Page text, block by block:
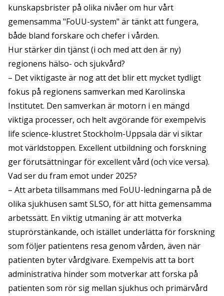
kunskapsbrister på olika nivåer om hur vårt
gemensamma "FoUU-system" är tänkt att fungera,
både bland forskare och chefer i vården.
Hur stärker din tjänst (i och med att den är ny)
regionens hälso- och sjukvård?
– Det viktigaste är nog att det blir ett mycket tydligt
fokus på regionens samverkan med Karolinska
Institutet. Den samverkan är motorn i en mängd
viktiga processer, och helt avgörande för exempelvis
life science-klustret Stockholm-Uppsala där vi siktar
mot världstoppen. Excellent utbildning och forskning
ger förutsättningar för excellent vård (och vice versa).
Vad ser du fram emot under 2025?
– Att arbeta tillsammans med FoUU-ledningarna på de
olika sjukhusen samt SLSO, för att hitta gemensamma
arbetssätt. En viktig utmaning är att motverka
stuprörstänkande, och istället underlätta för forskning
som följer patientens resa genom vården, även när
patienten byter vårdgivare. Exempelvis att ta bort
administrativa hinder som motverkar att forska på
patienten som rör sig mellan sjukhus och primärvård